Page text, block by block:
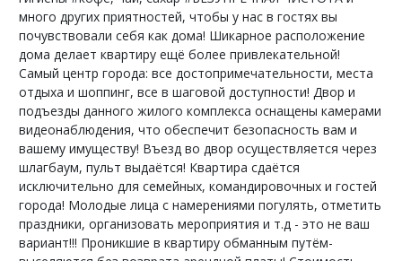
много других приятностей, чтобы у нас в гостях вы
почувствовали себя как дома! Шикарное расположение
дома делает квартиру ещё более привлекательной!
Самый центр города: все достопримечательности, места
отдыха и шоппинг, все в шаговой доступности! Двор и
подъезды данного жилого комплекса оснащены камерами
видеонаблюдения, что обеспечит безопасность вам и
вашему имуществу! Въезд во двор осуществляется через
шлагбаум, пульт выдаётся! Квартира сдаётся
исключительно для семейных, командировочных и гостей
города! Молодые лица с намерениями погулять, отметить
праздники, организовать мероприятия и т.д - это не ваш
вариант!!! Проникшие в квартиру обманным путём-